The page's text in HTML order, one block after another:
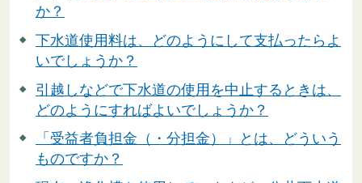
か？
下水道使用料は、どのようにして支払ったらよ
いでしょうか？
引越しなどで下水道の使用を中止するときは、
どのようにすればよいでしょうか？
「受益者負担金（・分担金）」とは、どういう
ものですか？